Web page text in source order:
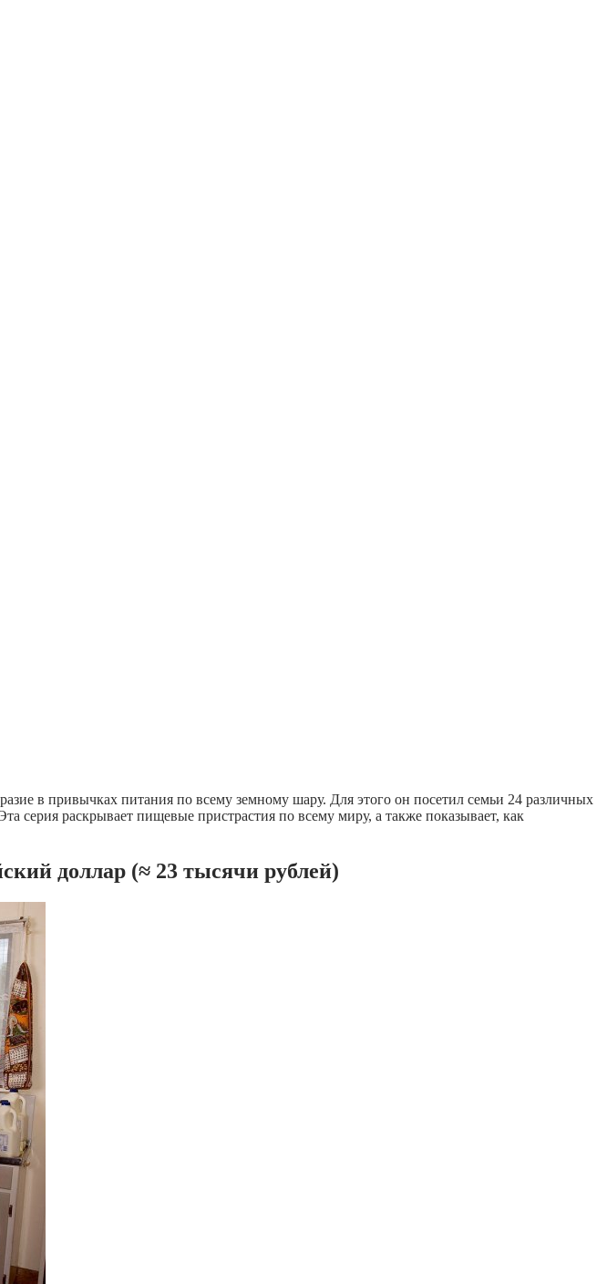
в привычках питания по всему земному шару. Для этого он посетил семьи 24 различных
серия раскрывает пищевые пристрастия по всему миру, а также показывает, как
доллар (≈ 23 тысячи рублей)